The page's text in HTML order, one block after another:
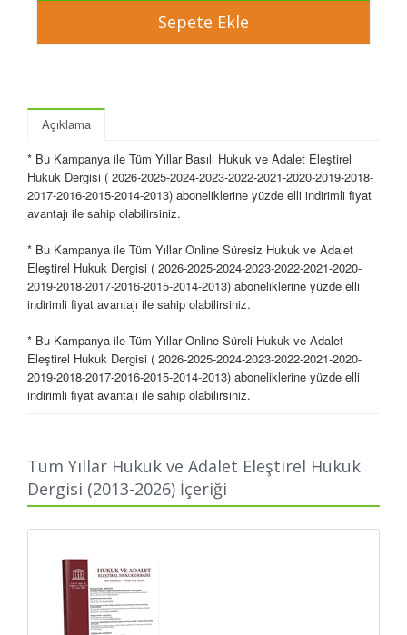
Açıklama
* Bu Kampanya ile Tüm Yıllar Basılı Hukuk ve Adalet Eleştirel
Hukuk Dergisi ( 2026-2025-2024-2023-2022-2021-2020-2019-2018-
2017-2016-2015-2014-2013) aboneliklerine yüzde elli indirimli fiyat
avantajı ile sahip olabilirsiniz.
* Bu Kampanya ile Tüm Yıllar Online Süresiz Hukuk ve Adalet
Eleştirel Hukuk Dergisi ( 2026-2025-2024-2023-2022-2021-2020-
2019-2018-2017-2016-2015-2014-2013) aboneliklerine yüzde elli
indirimli fiyat avantajı ile sahip olabilirsiniz.
* Bu Kampanya ile Tüm Yıllar Online Süreli Hukuk ve Adalet
Eleştirel Hukuk Dergisi ( 2026-2025-2024-2023-2022-2021-2020-
2019-2018-2017-2016-2015-2014-2013) aboneliklerine yüzde elli
indirimli fiyat avantajı ile sahip olabilirsiniz.
Tüm Yıllar Hukuk ve Adalet Eleştirel Hukuk
Dergisi (2013-2026) İçeriği